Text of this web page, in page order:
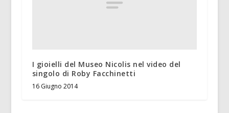
I gioielli del Museo Nicolis nel video del
singolo di Roby Facchinetti
16 Giugno 2014